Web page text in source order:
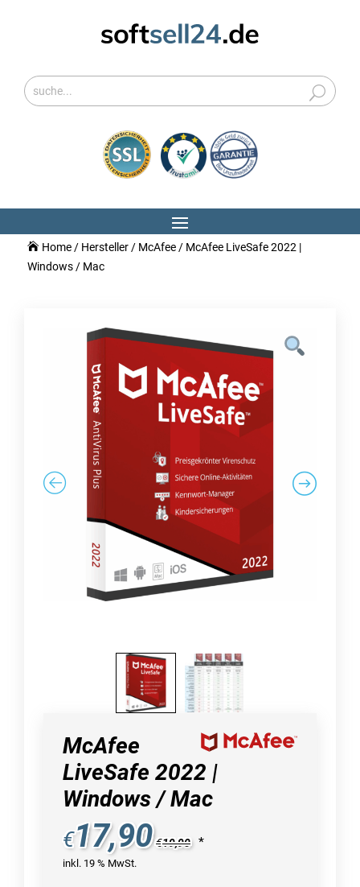
Home/ Hersteller/ McAfee/ McAfee LiveSafe 2022 |
Windows / Mac
McAfee
LiveSafe 2022 |
Windows / Mac
€17,90 €19,90 *
inkl. 19 % MwSt.